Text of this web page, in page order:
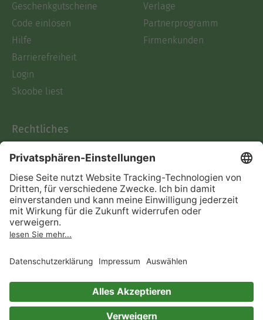
Geschenkgutscheine
Code einlösen
Hilfe
Barrierefreiheit
Login
Skoobe liest
Verlage
Partnerprogramm
Firmenkunden
Rechtliches
AGB
Informationen nach Data
Act
Verträge hier kündigen
Impressum
Immer ein gutes Buch